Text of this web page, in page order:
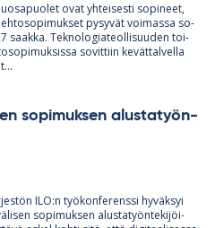
ovat yh­tei­sesti so­pi­neet,
py­sy­vät voi­massa so­
saakka. Tek­no­lo­gia­teol­li­suu­den toi­
so­vit­tiin ke­vät­tal­vella
so­pi­muk­sen alus­ta­työn­
ILO:n työ­kon­fe­renssi hy­väk­syi
so­pi­muk­sen alus­ta­työn­te­ki­jöi­